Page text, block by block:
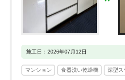
施工日：2026年07月12日
マンション 食器洗い乾燥機 深型ス